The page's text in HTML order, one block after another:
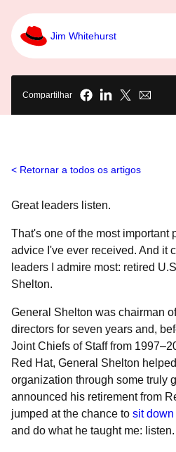
Jim Whitehurst
Compartilhar
Retornar a todos os artigos
Great leaders listen.
That's one of the most important
advice I've ever received. And it
leaders I admire most: retired
Shelton.
General Shelton was chairman
directors for seven years and,
Joint Chiefs of Staff from
Red Hat, General Shelton
organization through some truly
announced his retirement from
jumped at the chance to sit
and do what he taught me: listen.